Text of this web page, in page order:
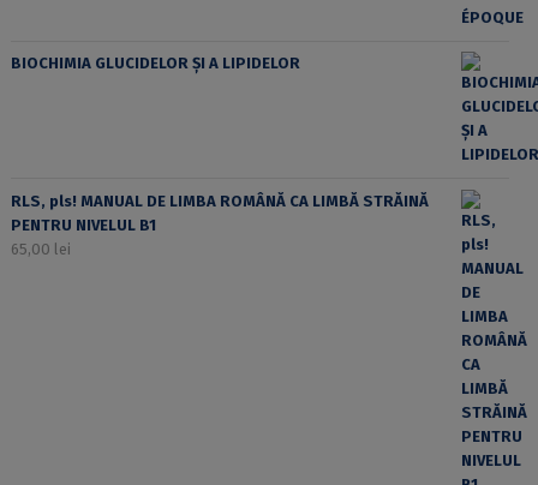
BIOCHIMIA GLUCIDELOR ȘI A LIPIDELOR
RLS, pls! MANUAL DE LIMBA ROMÂNĂ CA LIMBĂ STRĂINĂ
PENTRU NIVELUL B1
65,00 lei